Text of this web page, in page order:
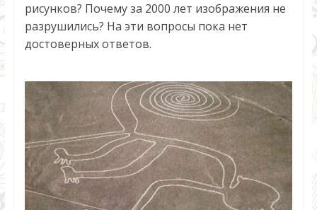
рисунков? Почему за 2000 лет изображения не
разрушились? На эти вопросы пока нет
достоверных ответов.